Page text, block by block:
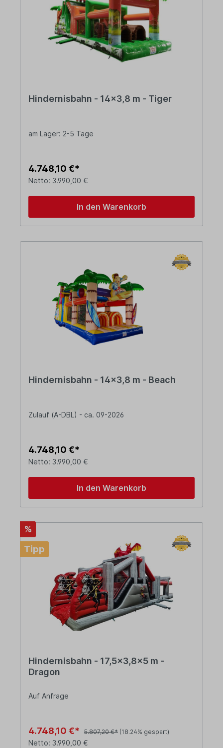
Hindernisbahn - 14x3,8 m - Tiger
am Lager: 2-5 Tage
4.748,10 €*
Netto: 3.990,00 €
In den Warenkorb
Hindernisbahn - 14x3,8 m - Beach
Zulauf (A-DBL) - ca. 09-2026
4.748,10 €*
Netto: 3.990,00 €
In den Warenkorb
%
Tipp
Hindernisbahn - 17,5x3,8x5 m -
Dragon
Auf Anfrage
4.748,10 €* 5.807,20 €* (18.24% gespart)
Netto: 3.990,00 €